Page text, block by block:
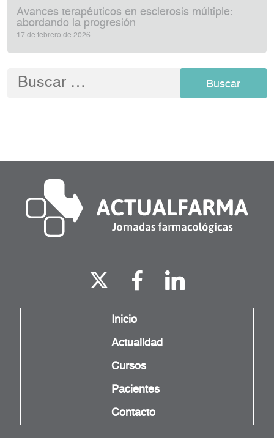
Avances terapéuticos en esclerosis múltiple:
abordando la progresión
17 de febrero de 2026
Buscar:
Inicio
Actualidad
Cursos
Pacientes
Contacto